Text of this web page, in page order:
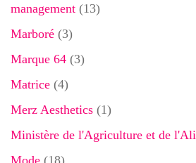
management (13)
Marboré (3)
Marque 64 (3)
Matrice (4)
Merz Aesthetics (1)
Ministère de l'Agriculture et de
Mode (18)